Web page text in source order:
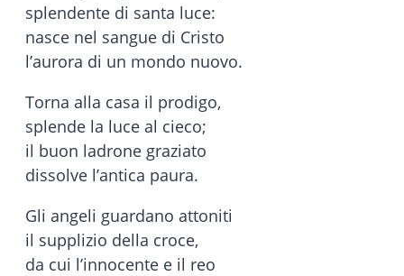
splendente di santa luce:
nasce nel sangue di Cristo
l’aurora di un mondo nuovo.
Torna alla casa il prodigo,
splende la luce al cieco;
il buon ladrone graziato
dissolve l’antica paura.
Gli angeli guardano attoniti
il supplizio della croce,
da cui l’innocente e il reo